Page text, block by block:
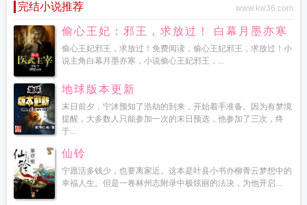
完结小说推荐 www.kw36.com
偷心王妃：邪王，求放过！ 白幕月墨亦寒
偷心王妃邪王，求放过！免费阅读，偷心王妃邪王，求放过！小
说主角白幕月墨亦寒，小说偷心王妃邪王，...
地球版本更新
末日前夕，宁沐预知了浩劫的到来，开始着手准备。因为有梦境
提醒，大多数人只能参加一次的末日预选，他参加了三次，终
于...
仙铃
宁愿活多钱少，也要离家近。这本是叶县小书办柳青云梦想中的
幸福人生。但是一卷林州志附录中极炫丽的法决，为他开启...